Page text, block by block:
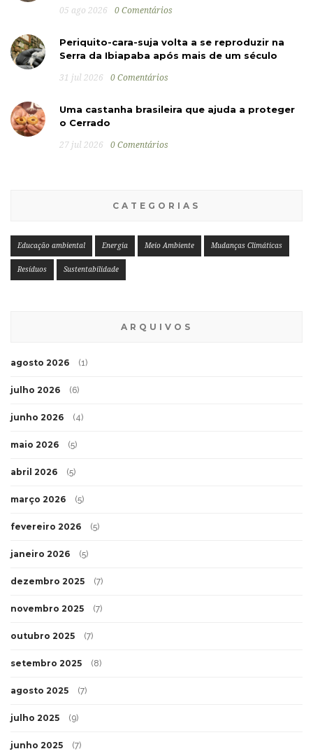
05 ago 2026 0 Comentários
Periquito-cara-suja volta a se reproduzir na
Serra da Ibiapaba após mais de um século
31 jul 2026 0 Comentários
Uma castanha brasileira que ajuda a proteger
o Cerrado
27 jul 2026 0 Comentários
CATEGORIAS
Educação ambiental Energia Meio Ambiente Mudanças Climáticas
Resíduos Sustentabilidade
ARQUIVOS
agosto 2026 (1)
julho 2026 (6)
junho 2026 (4)
maio 2026 (5)
abril 2026 (5)
março 2026 (5)
fevereiro 2026 (5)
janeiro 2026 (5)
dezembro 2025 (7)
novembro 2025 (7)
outubro 2025 (7)
setembro 2025 (8)
agosto 2025 (7)
julho 2025 (9)
junho 2025 (7)